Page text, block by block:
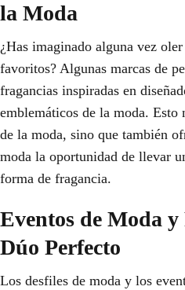
la Moda
¿Has imaginado alguna vez
favoritos? Algunas marcas de
fragancias inspiradas en
emblemáticos de la moda.
de la moda, sino que también
moda la oportunidad de llevar
forma de fragancia.
Eventos de Moda
Dúo Perfecto
Los desfiles de moda y los